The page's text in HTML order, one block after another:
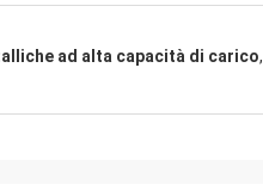
ad alta capacità di carico,